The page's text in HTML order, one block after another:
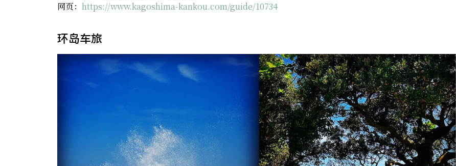
网页： https://www.kagoshima-kankou.com/guide/10734
环岛车旅